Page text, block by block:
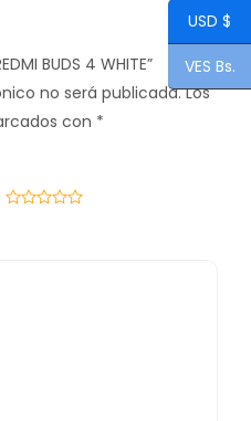
BUDS 4 WHITE”
no será publicada. Los
con *
USD $
VES Bs.